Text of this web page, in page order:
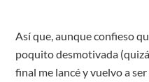
Así que, aunque confieso
poquito desmotivada
final me lancé y vuelvo a